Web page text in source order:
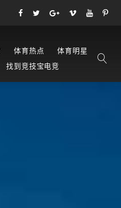
体育热点
体育明星
找到竞技宝电竞